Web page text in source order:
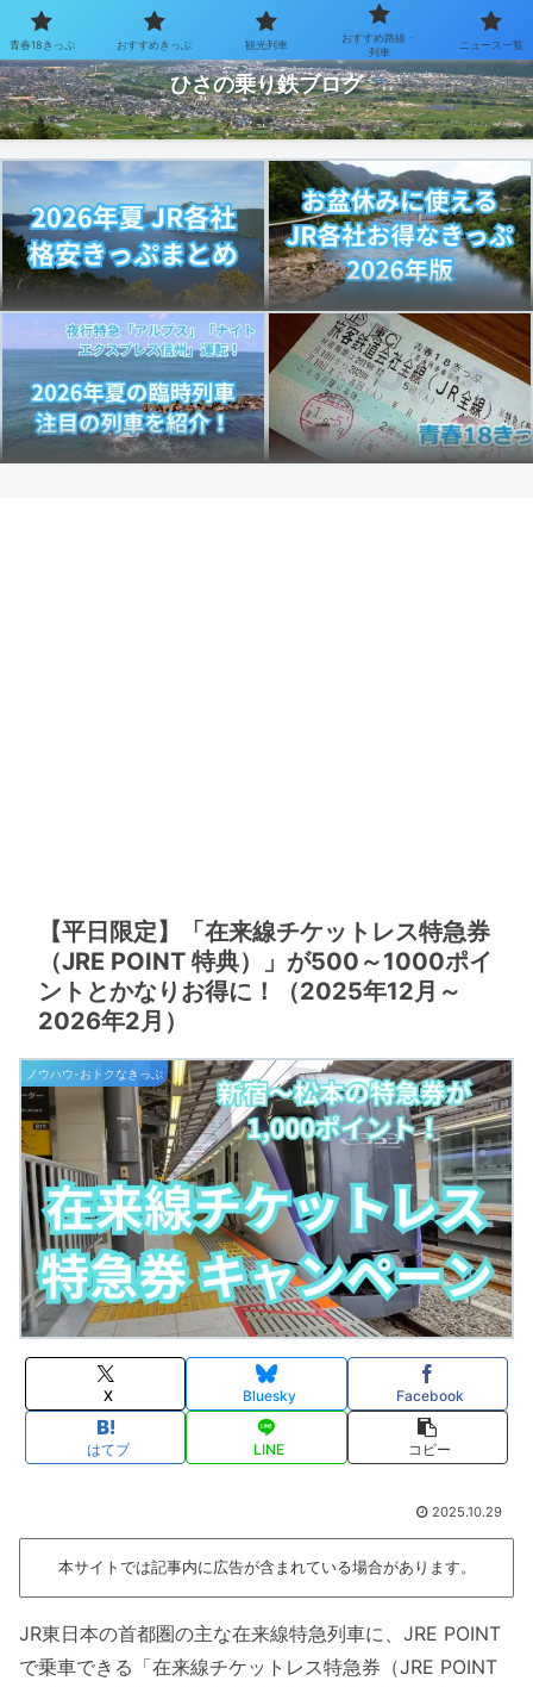
お得なきっぷで乗り鉄を楽しむブログ
ひさの乗り鉄ブログ
【平日限定】「在来線チケットレス特急券
（JRE POINT 特典）」が500～1000ポイ
ントとかなりお得に！（2025年12月～
2026年2月）
ノウハウ-おトクなきっぷ
X Bluesky Facebook
はてブ LINE コピー
2025.10.29
本サイトでは記事内に広告が含まれている場合があります。
JR東日本の首都圏の主な在来線特急列車に、JRE POINT
で乗車できる「在来線チケットレス特急券（JRE POINT
青春18きっぷ おすすめきっぷ 観光列車
おすすめ路線・
列車
ニュース一覧